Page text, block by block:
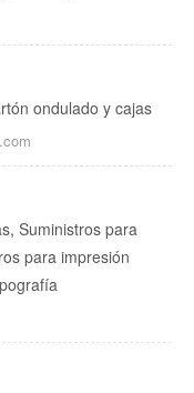
ondulado y cajas
Suministros para
para impresión